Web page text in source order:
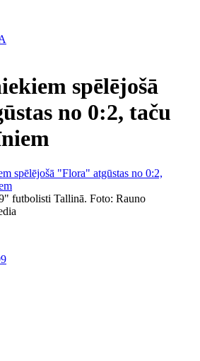
spēlējošā
no 0:2, taču
futbolisti Tallinā. Foto: Rauno